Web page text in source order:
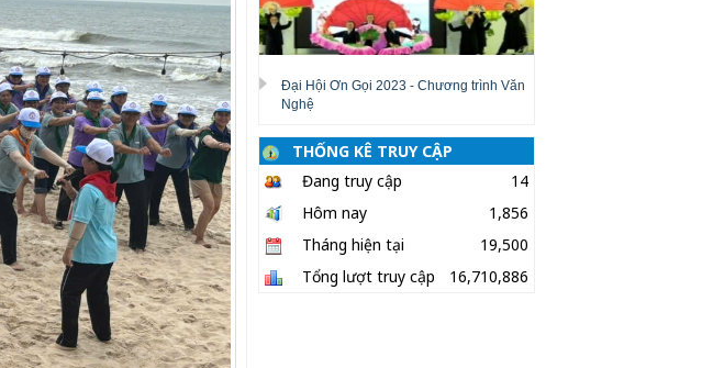
Đại Hội Ơn Gọi 2023 - Chương trình Văn
Nghệ
THỐNG KÊ TRUY CẬP
Đang truy cập
14
Hôm nay
1,856
Tháng hiện tại
19,500
Tổng lượt truy cập
16,710,886